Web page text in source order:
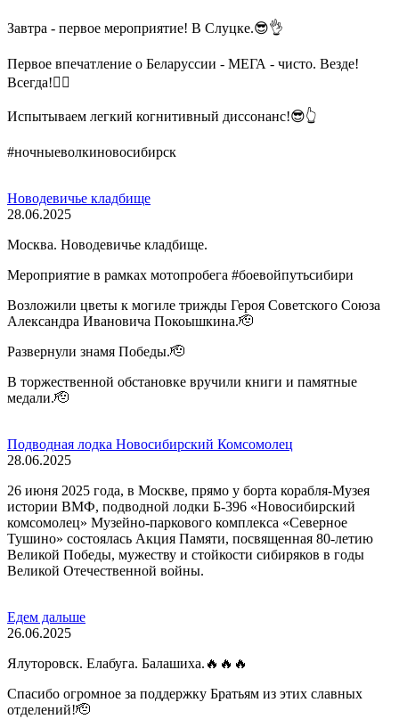
Завтра - первое мероприятие! В Слуцке.😎👌
Первое впечатление о Беларуссии - МЕГА - чисто. Везде!
Всегда!🤷‍♂️
Испытываем легкий когнитивный диссонанс!😎👆
#ночныеволкиновосибирск
Новодевичье кладбище
28.06.2025
Москва. Новодевичье кладбище.
Мероприятие в рамках мотопробега #боевойпутьсибири
Возложили цветы к могиле трижды Героя Советского Союза
Александра Ивановича Покоышкина.🫡
Развернули знамя Победы.🫡
В торжественной обстановке вручили книги и памятные
медали.🫡
Подводная лодка Новосибирский Комсомолец
28.06.2025
26 июня 2025 года, в Москве, прямо у борта корабля-Музея
истории ВМФ, подводной лодки Б-396 «Новосибирский
комсомолец» Музейно-паркового комплекса «Северное
Тушино» состоялась Акция Памяти, посвященная 80-летию
Великой Победы, мужеству и стойкости сибиряков в годы
Великой Отечественной войны.
Едем дальше
26.06.2025
Ялуторовск. Елабуга. Балашиха.🔥🔥🔥
Спасибо огромное за поддержку Братьям из этих славных
отделений!🫡